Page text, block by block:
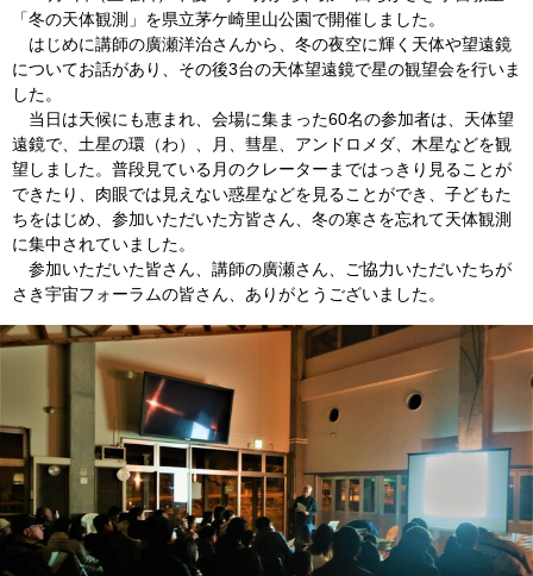
「冬の天体観測」を県立茅ケ崎里山公園で開催しました。
はじめに講師の廣瀬洋治さんから、冬の夜空に輝く天体や望遠鏡
についてお話があり、その後3台の天体望遠鏡で星の観望会を行いま
した。
当日は天候にも恵まれ、会場に集まった60名の参加者は、天体望
遠鏡で、土星の環（わ）、月、彗星、アンドロメダ、木星などを観
望しました。普段見ている月のクレーターまではっきり見ることが
できたり、肉眼では見えない惑星などを見ることができ、子どもた
ちをはじめ、参加いただいた方皆さん、冬の寒さを忘れて天体観測
に集中されていました。
参加いただいた皆さん、講師の廣瀬さん、ご協力いただいたちが
さき宇宙フォーラムの皆さん、ありがとうございました。